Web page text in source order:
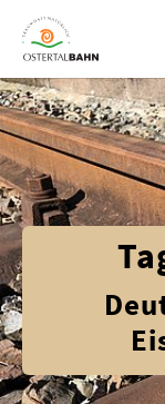
Skip to main navigation
Skip to main content
Skip to page footer